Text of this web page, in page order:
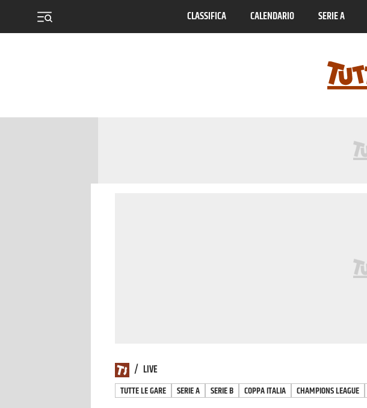
CLASSIFICA CALENDARIO SERIE A
/ LIVE
TUTTE LE GARE SERIE A SERIE B COPPA ITALIA CHAMPIONS LEAGUE